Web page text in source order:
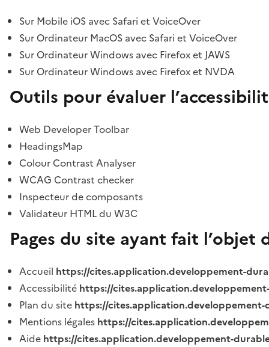
Sur Mobile iOS avec Safari et VoiceOver
Sur Ordinateur MacOS avec Safari et VoiceOver
Sur Ordinateur Windows avec Firefox et JAWS
Sur Ordinateur Windows avec Firefox et NVDA
Outils pour évaluer
Web Developer Toolbar
HeadingsMap
Colour Contrast Analyser
WCAG Contrast checker
Inspecteur de composants
Validateur HTML du W3C
Pages du site ayant fait
Accueil https://cites.application.developpement-
Accessibilité https://
Plan du site https://
Mentions légales https://
Aide https://cites.application.developpement-